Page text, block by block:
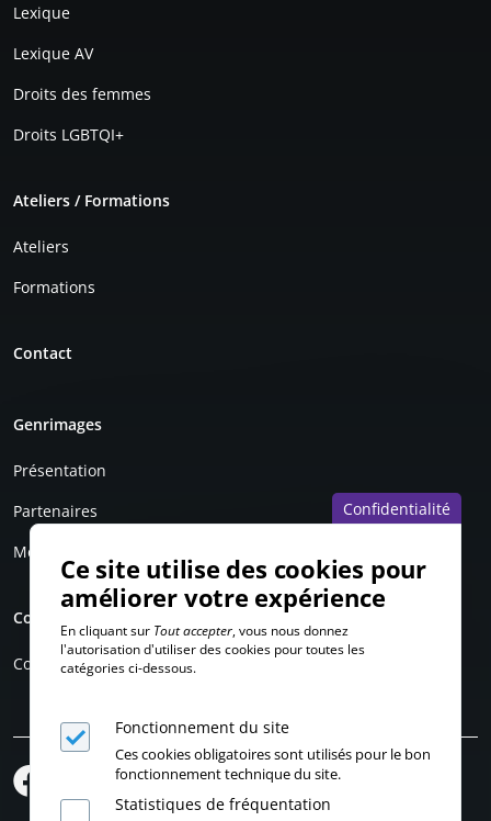
Lexique
Lexique AV
Droits des femmes
Droits LGBTQI+
Ateliers / Formations
Ateliers
Formations
Contact
Genrimages
Présentation
Partenaires
Mentions légales
Compte personnel
Connexion
Confidentialité
Ce site utilise des cookies pour
améliorer votre expérience
En cliquant sur Tout accepter, vous nous donnez
l'autorisation d'utiliser des cookies pour toutes les
catégories ci-dessous.
Fonctionnement du site
Ces cookies obligatoires sont utilisés pour le bon
fonctionnement technique du site.
Statistiques de fréquentation